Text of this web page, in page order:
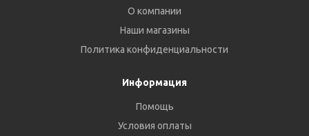
О компании
Наши магазины
Политика конфиденциальности
Информация
Помощь
Условия оплаты